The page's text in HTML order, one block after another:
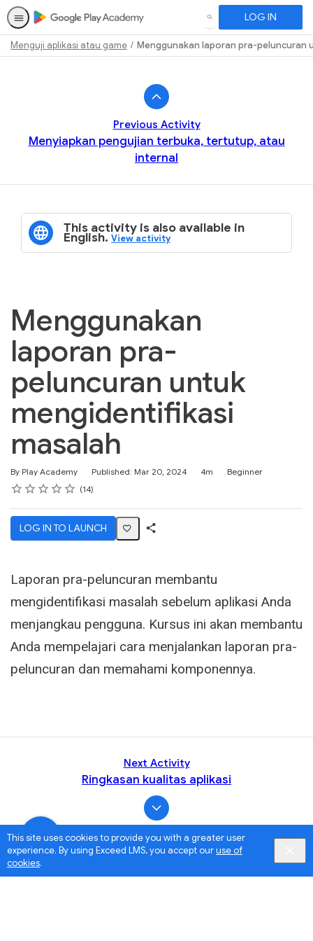
This site uses cookies to provide you with a greater user
experience. By using Exceed LMS, you accept ouruse of
cookies.
SEARCH LOG IN
Menguji aplikasi atau game Menggunakan laporan pra-peluncuran
Previous Activity
Menyiapkan pengujian terbuka, tertutup, atau
internal
This activity is also available in
English.View activity
Menggunakan
laporan pra-
peluncuran untuk
mengidentifikasi
masalah
By Play Academy Published: Mar 20, 2024
Duration 4m
Difficulty
Beginner
Rating
1 star
2 stars
3 stars
4 stars
5 stars
Average rating: 4.6 14
14 reviews
LOG IN TO LAUNCH
Laporan pra-peluncuran membantu
mengidentifikasi masalah sebelum aplikasi Anda
menjangkau pengguna. Kursus ini akan membantu
Anda mempelajari cara menjalankan laporan pra-
peluncuran dan memahami komponennya.
Next Activity
Ringkasan kualitas aplikasi